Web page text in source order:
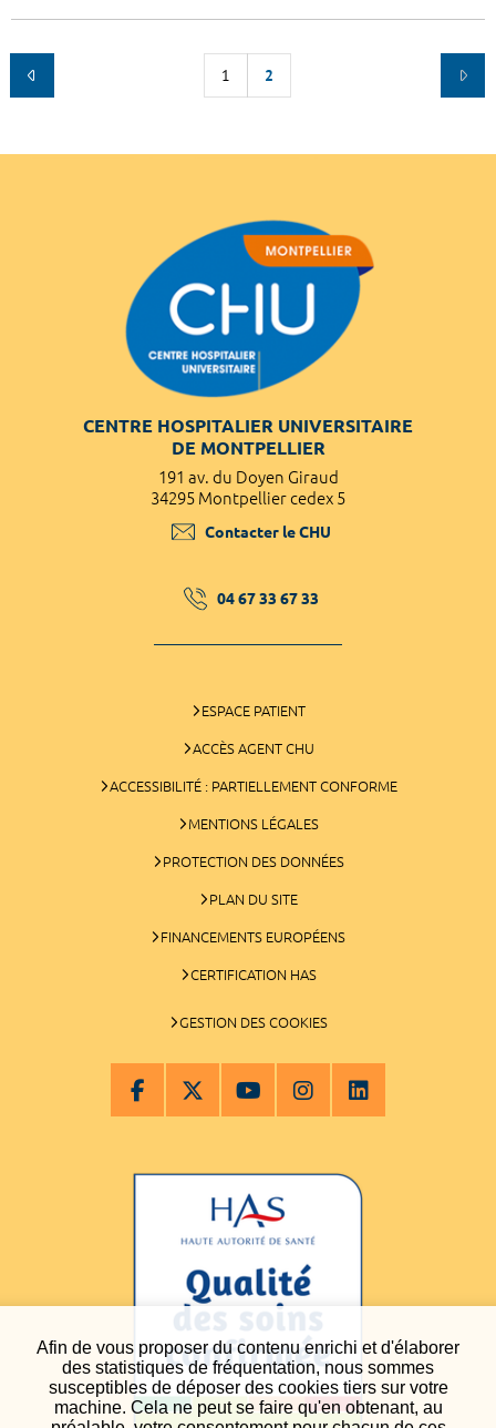
Afin de vous proposer du contenu enrichi et d'élaborer
des statistiques de fréquentation, nous sommes
susceptibles de déposer des cookies tiers sur votre
machine. Cela ne peut se faire qu'en obtenant, au
1 2
CENTRE HOSPITALIER UNIVERSITAIRE
DE MONTPELLIER
191 av. du Doyen Giraud
34295 Montpellier cedex 5
Contacter le CHU
04 67 33 67 33
ESPACE PATIENT
ACCÈS AGENT CHU
ACCESSIBILITÉ : PARTIELLEMENT CONFORME
MENTIONS LÉGALES
PROTECTION DES DONNÉES
PLAN DU SITE
FINANCEMENTS EUROPÉENS
CERTIFICATION HAS
GESTION DES COOKIES